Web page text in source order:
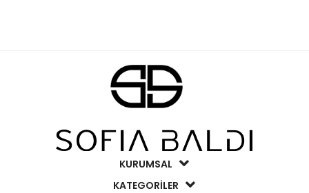
KURUMSAL
KATEGORİLER